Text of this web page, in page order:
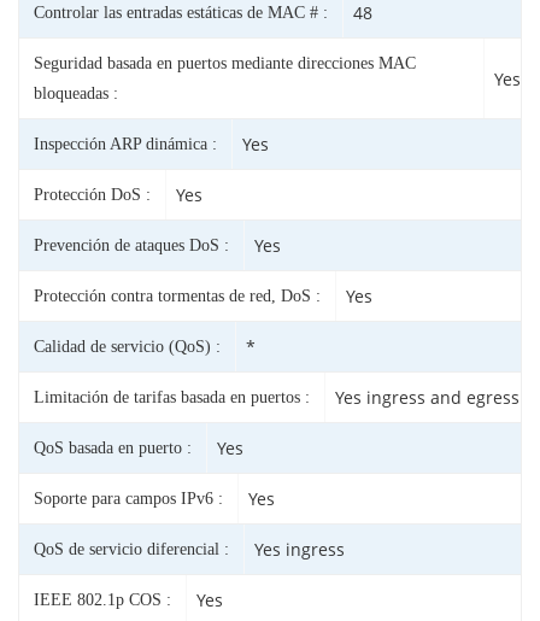
Controlar las entradas estáticas de MAC # : 48
Seguridad basada en puertos mediante direcciones MAC
bloqueadas :
Yes
Inspección ARP dinámica : Yes
Protección DoS : Yes
Prevención de ataques DoS : Yes
Protección contra tormentas de red, DoS : Yes
Calidad de servicio (QoS) : *
Limitación de tarifas basada en puertos : Yes ingress and egress
QoS basada en puerto : Yes
Soporte para campos IPv6 : Yes
QoS de servicio diferencial : Yes ingress
IEEE 802.1p COS : Yes